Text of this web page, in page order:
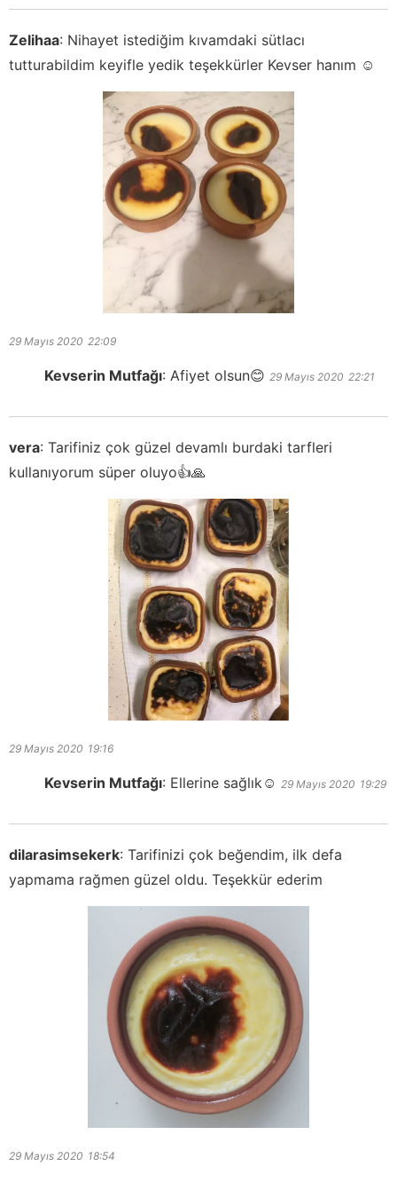
Zelihaa: Nihayet istediğim kıvamdaki sütlacı
tutturabildim keyifle yedik teşekkürler Kevser hanım ☺️
29 Mayıs 2020 22:09
Kevserin Mutfağı: Afiyet olsun😊 29 Mayıs 2020 22:21
vera: Tarifiniz çok güzel devamlı burdaki tarfleri
kullanıyorum süper oluyo👍🙏
29 Mayıs 2020 19:16
Kevserin Mutfağı: Ellerine sağlık☺️ 29 Mayıs 2020 19:29
dilarasimsekerk: Tarifinizi çok beğendim, ilk defa
yapmama rağmen güzel oldu. Teşekkür ederim
29 Mayıs 2020 18:54